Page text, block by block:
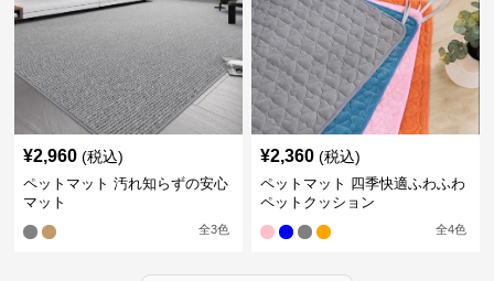
¥2,960 (税込)
ペットマット 汚れ知らずの安心
マット
全3色
¥2,360 (税込)
ペットマット 四季快適ふわふわ
ペットクッション
全4色